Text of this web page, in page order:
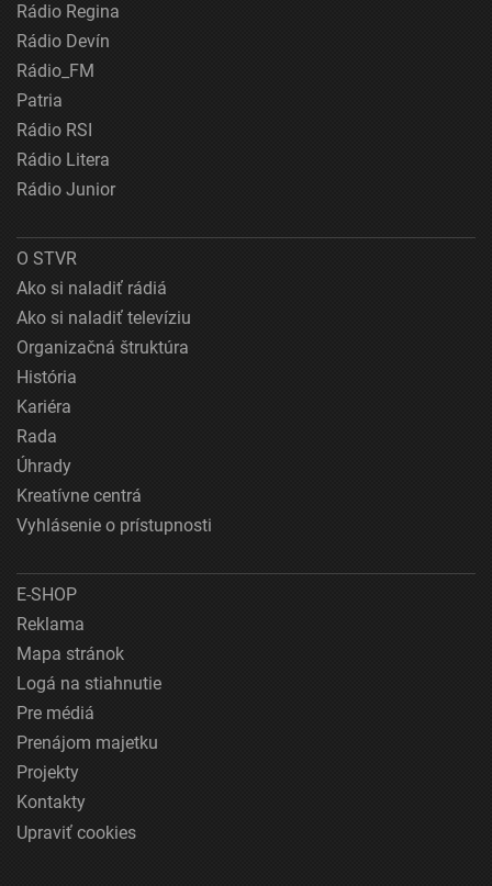
Rádio Regina
Rádio Devín
Rádio_FM
Patria
Rádio RSI
Rádio Litera
Rádio Junior
O STVR
Ako si naladiť rádiá
Ako si naladiť televíziu
Organizačná štruktúra
História
Kariéra
Rada
Úhrady
Kreatívne centrá
Vyhlásenie o prístupnosti
E-SHOP
Reklama
Mapa stránok
Logá na stiahnutie
Pre médiá
Prenájom majetku
Projekty
Kontakty
Upraviť cookies